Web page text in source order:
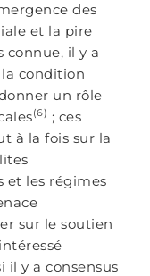
des
et la pire
il y a
condition
un rôle
(6) ; ces
à la fois sur la
et les régimes
sur le soutien
il y a consensus